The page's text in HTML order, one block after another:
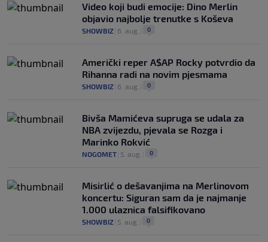
Video koji budi emocije: Dino Merlin
objavio najbolje trenutke s Koševa
SHOWBIZ 6. aug. 0
Američki reper A$AP Rocky potvrdio da
Rihanna radi na novim pjesmama
SHOWBIZ 6. aug. 0
Bivša Mamićeva supruga se udala za
NBA zvijezdu, pjevala se Rozga i
Marinko Rokvić
NOGOMET 5. aug. 0
Misirlić o dešavanjima na Merlinovom
koncertu: Siguran sam da je najmanje
1.000 ulaznica falsifikovano
SHOWBIZ 5. aug. 0